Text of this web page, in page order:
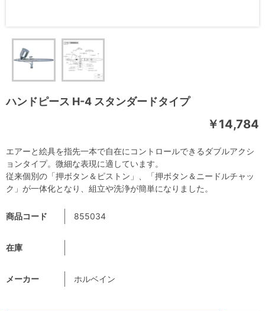
ハンドピース H-4 スタンダードタイプ
￥14,784
商品コード 855034
在庫
メーカー ホルベイン
エアーと絵具を指先一本で自在にコントロールできるダブルアクシ
ョンタイプ。微細な表現に適しています。
従来個別の「押ボタン＆ピストン」、「押ボタン＆ニードルチャッ
ク」が一体化となり、組立や洗浄が簡単になりました。